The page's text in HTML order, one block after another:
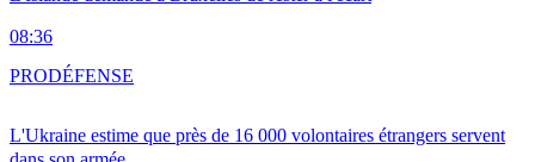
08:36
L'Ukraine estime que près de 16 000 volontaires étrangers servent
PRODÉFENSE